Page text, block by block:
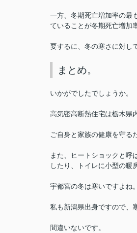
一方、冬期死亡増加率の最
ていることが冬期死亡増加
要するに、冬の寒さに対し
まとめ。
いかがでしたでしょうか。
高気密高断熱住宅は栃木県
ご自身と家族の健康を守る
また、ヒートショックと呼
したり、トイレに小型の暖
宇都宮の冬は寒いですよね。
私も新潟県出身ですので、
間違いないです。